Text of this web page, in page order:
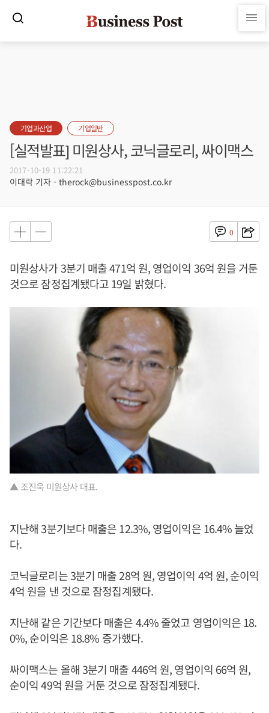
기업과산업 기업일반
[실적발표] 미원상사, 코닉글로리, 싸이맥스
2017-10-19 11:22:21
이대락 기자 - therock@businesspost.co.kr
0
미원상사가 3분기 매출 471억 원, 영업이익 36억 원을 거둔
것으로 잠정집계됐다고 19일 밝혔다.
▲ 조진욱 미원상사 대표.
지난해 3분기보다 매출은 12.3%, 영업이익은 16.4% 늘었
다.
코닉글로리는 3분기 매출 28억 원, 영업이익 4억 원, 순이익
4억 원을 낸 것으로 잠정집계됐다.
지난해 같은 기간보다 매출은 4.4% 줄었고 영업이익은 18.
0%, 순이익은 18.8% 증가했다.
싸이맥스는 올해 3분기 매출 446억 원, 영업이익 66억 원,
순이익 49억 원을 거둔 것으로 잠정집계됐다.